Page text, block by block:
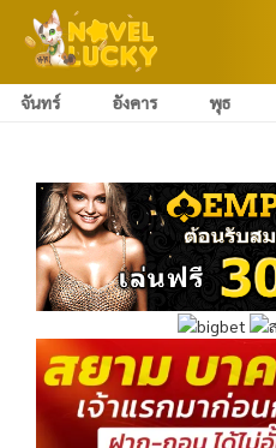
จันทร์ อังคาร พุธ